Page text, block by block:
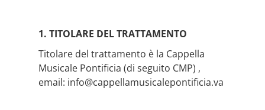
1. TITOLARE DEL TRATTAMENTO
Titolare del trattamento è la Cappella
Musicale Pontificia (di seguito CMP) ,
email: info@cappellamusicalepontificia.va